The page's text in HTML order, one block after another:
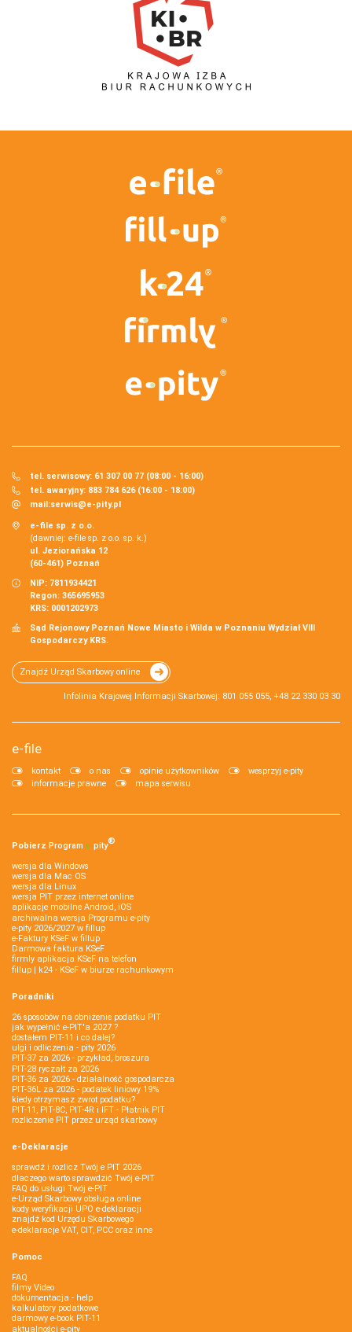
tel. serwisowy: 61 307 00 77 (08:00 - 16:00)
tel. awaryjny: 883 784 626 (16:00 - 18:00)
mail:serwis@e-pity.pl
e-file sp. z o.o.
(dawniej: e-file sp. z o.o. sp. k.)
ul. Jeziorańska 12
(60-461) Poznań
NIP: 7811934421
Regon: 365695953
KRS: 0001202973
Sąd Rejonowy Poznań Nowe Miasto i Wilda w Poznaniu Wydział VIII
Gospodarczy KRS.
Znajdź Urząd Skarbowy online
Infolinia Krajowej Informacji Skarbowej: 801 055 055, +48 22 330 03 30
e-file
kontakt o nas opinie użytkowników
wesprzyj e-pity
informacje prawne
mapa serwisu
Pobierz Program e‑pity®
wersja dla Windows
wersja dla Mac OS
wersja dla Linux
wersja PIT przez internet online
aplikacje mobilne Android, iOS
archiwalna wersja Programu e-pity
e-pity 2026/2027 w fillup
e‑Faktury KSeF w fillup
Darmowa faktura KSeF
firmly aplikacja KSeF na telefon
fillup | k24 - KSeF w biurze rachunkowym
Poradniki
26 sposobów na obniżenie podatku PIT
jak wypełnić e-PIT'a 2027 ?
dostałem PIT-11 i co dalej?
ulgi i odliczenia - pity 2026
PIT-37 za 2026 - przykład, broszura
PIT-28 ryczałt za 2026
PIT-36 za 2026 - działalność gospodarcza
PIT-36L za 2026 - podatek liniowy 19%
kiedy otrzymasz zwrot podatku?
PIT-11, PIT-8C, PIT-4R i IFT - Płatnik PIT
rozliczenie PIT przez urząd skarbowy
e-Deklaracje
sprawdź i rozlicz Twój e PIT 2026
dlaczego warto sprawdzić Twój e-PIT
FAQ do usługi Twój e-PIT
e-Urząd Skarbowy obsługa online
kody weryfikacji UPO e-deklaracji
znajdź kod Urzędu Skarbowego
e-deklaracje VAT, CIT, PCC oraz inne
Pomoc
FAQ
filmy Video
dokumentacja - help
kalkulatory podatkowe
darmowy e-book PIT-11
aktualności e-pity